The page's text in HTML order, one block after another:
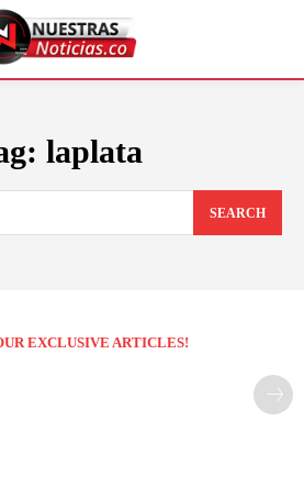
laplata
SEARCH
EXCLUSIVE ARTICLES!